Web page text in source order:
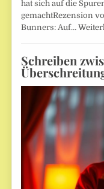
hat sich auf die
gemachtRezension
Bunners: Auf…
Schreiben